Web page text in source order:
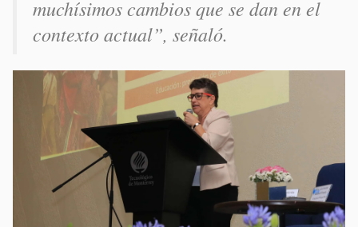
muchísimos cambios que se dan en el
contexto actual”, señaló.